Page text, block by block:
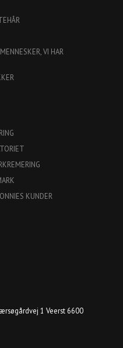
VI HAR
KUNDER
1 Veerst 6600